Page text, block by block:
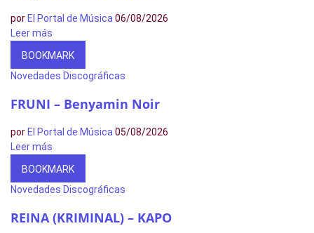
por El Portal de Música 06/08/2026
Leer más
BOOKMARK
Novedades Discográficas
FRUNI – Benyamin Noir
por El Portal de Música 05/08/2026
Leer más
BOOKMARK
Novedades Discográficas
REINA (KRIMINAL) – KAPO